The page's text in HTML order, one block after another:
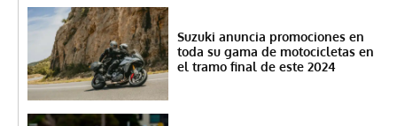
Suzuki anuncia promociones en
toda su gama de motocicletas en
el tramo final de este 2024